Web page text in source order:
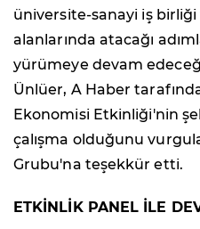
üniversite-sanayi iş birliği
alanlarında atacağı
yürümeye devam
Ünlüer, A Haber
Ekonomisi Etkinliği'nin
çalışma olduğunu
Grubu'na teşekkür etti.
ETKİNLİK PANEL İLE